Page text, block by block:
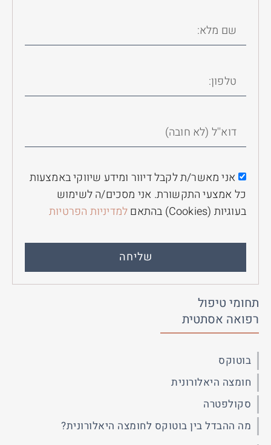
אני מאשר/ת לקבל דיוור ומידע שיווקי באמצעות
כל אמצעי התקשורת. אני מסכים/ה לשימוש
בעוגיות (Cookies) בהתאם
למדיניות הפרטיות
שליחה
תחומי טיפול
רפואה אסתטית
בוטוקס
חומצה היאלורונית
סקולפטרה
מה ההבדל בין בוטוקס לחומצה היאלורונית?